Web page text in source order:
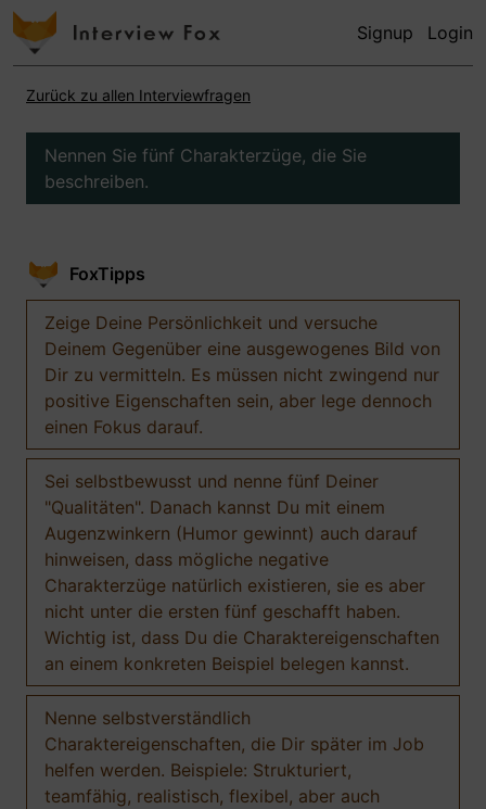
Signup Login
Zurück zu allen Interviewfragen
Nennen Sie fünf Charakterzüge, die Sie
beschreiben.
FoxTipps
Zeige Deine Persönlichkeit und versuche
Deinem Gegenüber eine ausgewogenes Bild von
Dir zu vermitteln. Es müssen nicht zwingend nur
positive Eigenschaften sein, aber lege dennoch
einen Fokus darauf.
Sei selbstbewusst und nenne fünf Deiner
"Qualitäten". Danach kannst Du mit einem
Augenzwinkern (Humor gewinnt) auch darauf
hinweisen, dass mögliche negative
Charakterzüge natürlich existieren, sie es aber
nicht unter die ersten fünf geschafft haben.
Wichtig ist, dass Du die Charaktereigenschaften
an einem konkreten Beispiel belegen kannst.
Nenne selbstverständlich
Charaktereigenschaften, die Dir später im Job
helfen werden. Beispiele: Strukturiert,
teamfähig, realistisch, flexibel, aber auch